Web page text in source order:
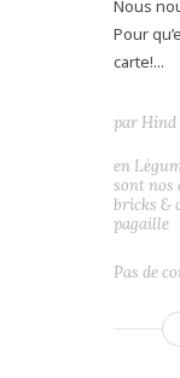
Nous
Pour
carte!...
par Hind
en
sont nos
bricks &
pagaille
Pas de